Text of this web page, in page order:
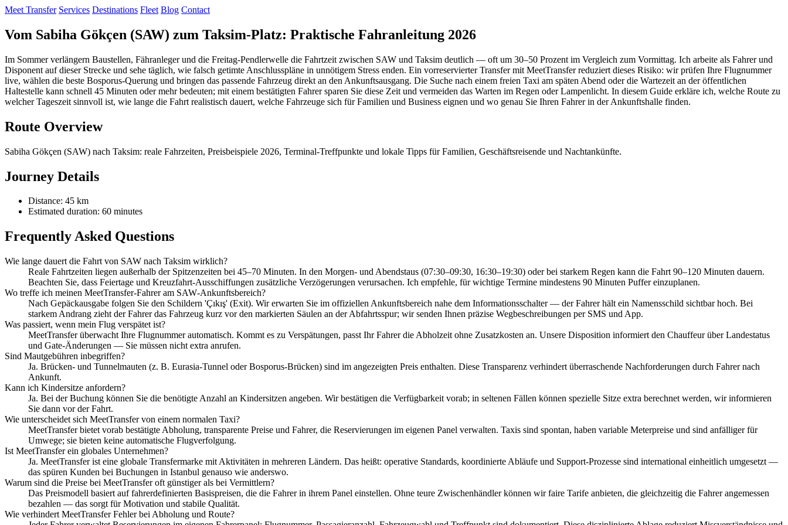
Meet Transfer Services Destinations Fleet Blog Contact
Vom Sabiha Gökçen (SAW) zum Taksim‑Platz: Praktische Fahranleitung 2026
Im Sommer verlängern Baustellen, Fähranleger und die Freitag‑Pendlerwelle die Fahrtzeit zwischen SAW und Taksim deutlich — oft um 30–50 Prozent im Vergleich zum Vormittag. Ich arbeite als Fahrer und
Disponent auf dieser Strecke und sehe täglich, wie falsch getimte Anschlusspläne in unnötigem Stress enden. Ein vorreservierter Transfer mit MeetTransfer reduziert dieses Risiko: wir prüfen Ihre Flugnummer
live, wählen die beste Bosporus‑Querung und bringen das passende Fahrzeug direkt an den Ankunftsausgang. Die Suche nach einem freien Taxi am späten Abend oder die Wartezeit an der öffentlichen
Haltestelle kann schnell 45 Minuten oder mehr bedeuten; mit einem bestätigten Fahrer sparen Sie diese Zeit und vermeiden das Warten im Regen oder Lampenlicht. In diesem Guide erkläre ich, welche Route zu
welcher Tageszeit sinnvoll ist, wie lange die Fahrt realistisch dauert, welche Fahrzeuge sich für Familien und Business eignen und wo genau Sie Ihren Fahrer in der Ankunftshalle finden.
Route Overview
Sabiha Gökçen (SAW) nach Taksim: reale Fahrzeiten, Preisbeispiele 2026, Terminal‑Treffpunkte und lokale Tipps für Familien, Geschäftsreisende und Nachtankünfte.
Journey Details
Distance: 45 km
Estimated duration: 60 minutes
Frequently Asked Questions
Wie lange dauert die Fahrt von SAW nach Taksim wirklich?
Reale Fahrtzeiten liegen außerhalb der Spitzenzeiten bei 45–70 Minuten. In den Morgen‑ und Abendstaus (07:30–09:30, 16:30–19:30) oder bei starkem Regen kann die Fahrt 90–120 Minuten dauern.
Beachten Sie, dass Feiertage und Kreuzfahrt‑Ausschiffungen zusätzliche Verzögerungen verursachen. Ich empfehle, für wichtige Termine mindestens 90 Minuten Puffer einzuplanen.
Wo treffe ich meinen MeetTransfer‑Fahrer am SAW‑Ankunftsbereich?
Nach Gepäckausgabe folgen Sie den Schildern 'Çıkış' (Exit). Wir erwarten Sie im offiziellen Ankunftsbereich nahe dem Informationsschalter — der Fahrer hält ein Namensschild sichtbar hoch. Bei
starkem Andrang zieht der Fahrer das Fahrzeug kurz vor den markierten Säulen an der Abfahrtsspur; wir senden Ihnen präzise Wegbeschreibungen per SMS und App.
Was passiert, wenn mein Flug verspätet ist?
MeetTransfer überwacht Ihre Flugnummer automatisch. Kommt es zu Verspätungen, passt Ihr Fahrer die Abholzeit ohne Zusatzkosten an. Unsere Disposition informiert den Chauffeur über Landestatus
und Gate‑Änderungen — Sie müssen nicht extra anrufen.
Sind Mautgebühren inbegriffen?
Ja. Brücken‑ und Tunnelmauten (z. B. Eurasia‑Tunnel oder Bosporus‑Brücken) sind im angezeigten Preis enthalten. Diese Transparenz verhindert überraschende Nachforderungen durch Fahrer nach
Ankunft.
Kann ich Kindersitze anfordern?
Ja. Bei der Buchung können Sie die benötigte Anzahl an Kindersitzen angeben. Wir bestätigen die Verfügbarkeit vorab; in seltenen Fällen können spezielle Sitze extra berechnet werden, wir informieren
Sie dann vor der Fahrt.
Wie unterscheidet sich MeetTransfer von einem normalen Taxi?
MeetTransfer bietet vorab bestätigte Abholung, transparente Preise und Fahrer, die Reservierungen im eigenen Panel verwalten. Taxis sind spontan, haben variable Meterpreise und sind anfälliger für
Umwege; sie bieten keine automatische Flugverfolgung.
Ist MeetTransfer ein globales Unternehmen?
Ja. MeetTransfer ist eine globale Transfermarke mit Aktivitäten in mehreren Ländern. Das heißt: operative Standards, koordinierte Abläufe und Support‑Prozesse sind international einheitlich umgesetzt —
das spüren Kunden bei Buchungen in Istanbul genauso wie anderswo.
Warum sind die Preise bei MeetTransfer oft günstiger als bei Vermittlern?
Das Preismodell basiert auf fahrerdefinierten Basispreisen, die die Fahrer in ihrem Panel einstellen. Ohne teure Zwischenhändler können wir faire Tarife anbieten, die gleichzeitig die Fahrer angemessen
bezahlen — das sorgt für Motivation und stabile Qualität.
Wie verhindert MeetTransfer Fehler bei Abholung und Route?